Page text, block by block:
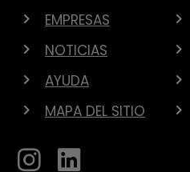
EMPRESAS
NOTICIAS
AYUDA
MAPA DEL SITIO